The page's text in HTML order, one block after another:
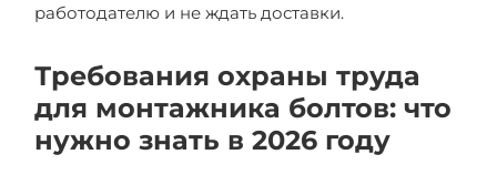
работодателю и не ждать доставки.
Требования охраны труда
для монтажника болтов: что
нужно знать в 2026 году